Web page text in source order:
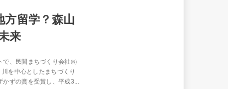
方留学？森山
来
で、民間まちづくり会社㈱
を中心としたまちづくり
ずの賞を受賞し、平成3...